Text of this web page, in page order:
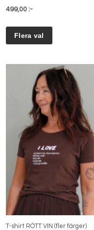
499,00 :-
T-shirt RÖTT VIN (fler färger)